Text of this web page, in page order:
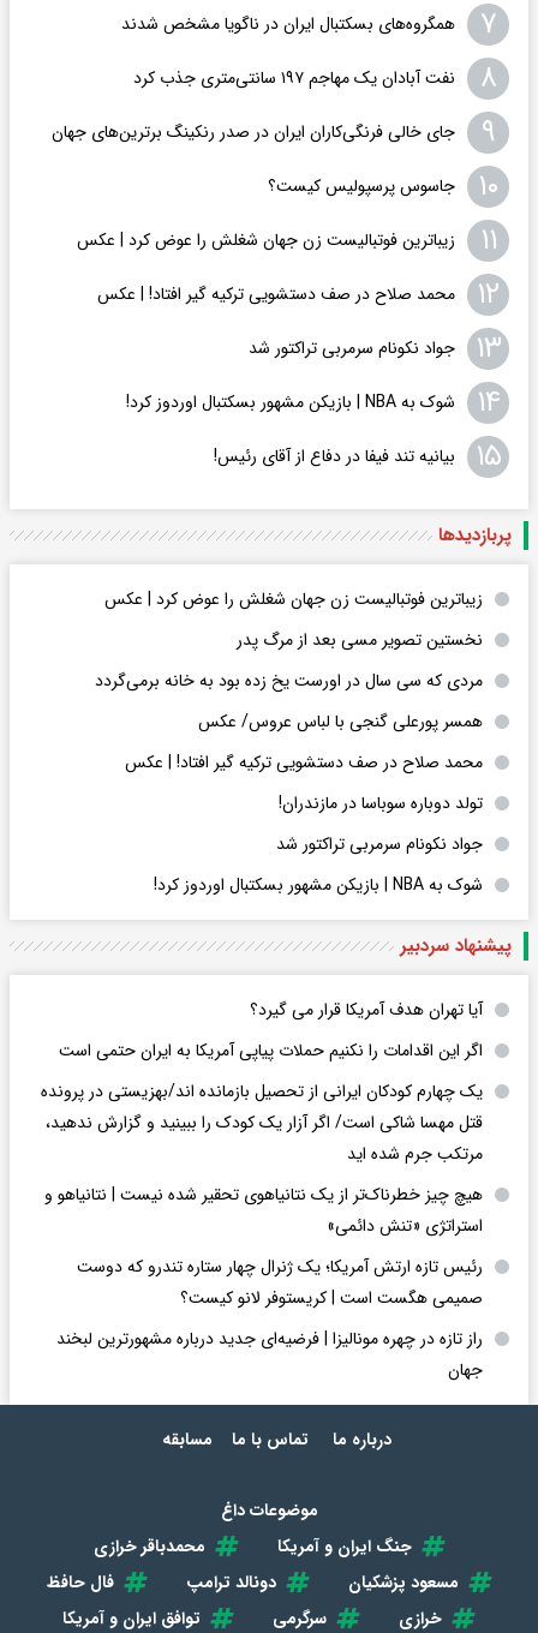
۷ همگروه‌های بسکتبال ایران در ناگویا مشخص شدند
۸ نفت آبادان یک مهاجم ۱۹۷ سانتی‌متری جذب کرد
۹ جای خالی فرنگی‌کاران ایران در صدر رنکینگ برترین‌های جهان
۱۰ جاسوس پرسپولیس کیست؟
۱۱ زیباترین فوتبالیست زن جهان شغلش را عوض کرد | عکس
۱۲ محمد صلاح در صف دستشویی ترکیه گیر افتاد! | عکس
۱۳ جواد نکونام سرمربی تراکتور شد
۱۴ شوک به NBA | بازیکن مشهور بسکتبال اوردوز کرد!
۱۵ بیانیه تند فیفا در دفاع از آقای رئیس!
پربازدید‌ها
زیباترین فوتبالیست زن جهان شغلش را عوض کرد | عکس
نخستین تصویر مسی بعد از مرگ پدر
مردی که سی سال در اورست یخ زده بود به خانه برمی‌گردد
همسر پورعلی گنجی با لباس عروس/ عکس
محمد صلاح در صف دستشویی ترکیه گیر افتاد! | عکس
تولد دوباره سوباسا در مازندران!
جواد نکونام سرمربی تراکتور شد
شوک به NBA | بازیکن مشهور بسکتبال اوردوز کرد!
پیشنهاد سردبیر
آیا تهران هدف آمریکا قرار می گیرد؟
اگر این اقدامات را نکنیم حملات پیاپی آمریکا به ایران حتمی است
یک چهارم کودکان ایرانی از تحصیل بازمانده اند/بهزیستی در پرونده
قتل مهسا شاکی است/ اگر آزار یک کودک را ببینید و گزارش ندهید،
مرتکب جرم شده اید
هیچ چیز خطرناک‌تر از یک نتانیاهوی تحقیر شده نیست | نتانیاهو و
استراتژی «تنش دائمی»
رئیس تازه ارتش آمریکا؛ یک ژنرال چهار ستاره تندرو که دوست
صمیمی هگست است | کریستوفر لانو کیست؟
راز تازه در چهره مونالیزا | فرضیه‌ای جدید درباره مشهورترین لبخند
جهان
درباره ما تماس با ما مسابقه
موضوعات داغ
جنگ ایران و آمریکا
محمدباقر خرازی
مسعود پزشکیان
دونالد ترامپ
فال حافظ
خرازی
سرگرمی توافق ایران و آمریکا